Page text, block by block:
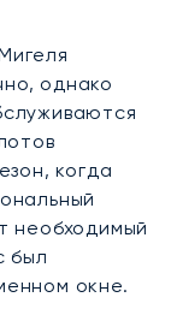
однако
когда
необходимый
был
окне.